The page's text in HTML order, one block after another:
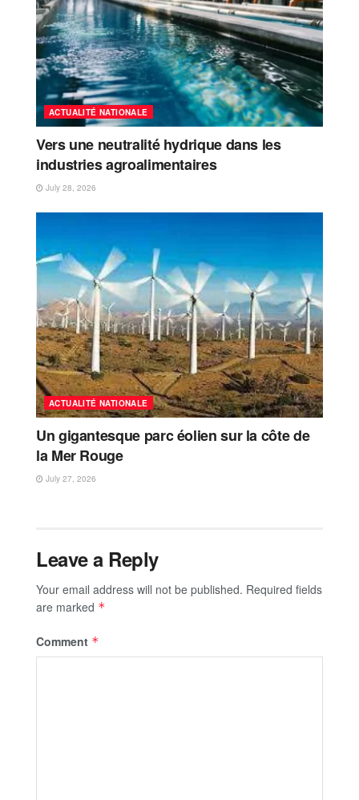
ACTUALITÉ NATIONALE
Vers une neutralité hydrique dans les
industries agroalimentaires
July 28, 2026
ACTUALITÉ NATIONALE
Un gigantesque parc éolien sur la côte de
la Mer Rouge
July 27, 2026
Leave a Reply
Your email address will not be published. Required fields
are marked *
Comment *